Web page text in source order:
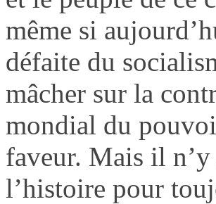
même si
défaite du
mâcher sur la
mondial du
faveur. Mais il
l’histoire pour